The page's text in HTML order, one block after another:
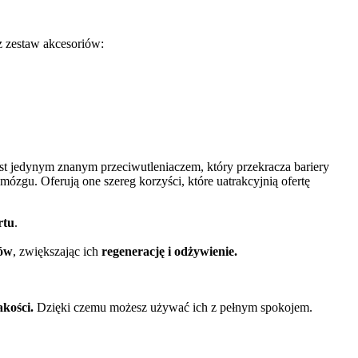
akcesoriów:
znanym przeciwutleniaczem, który przekracza bariery
Oferują one szereg korzyści, które uatrakcyjnią ofertę
.
, zwiększając ich regenerację i odżywienie.
Dzięki czemu możesz używać ich z pełnym spokojem.